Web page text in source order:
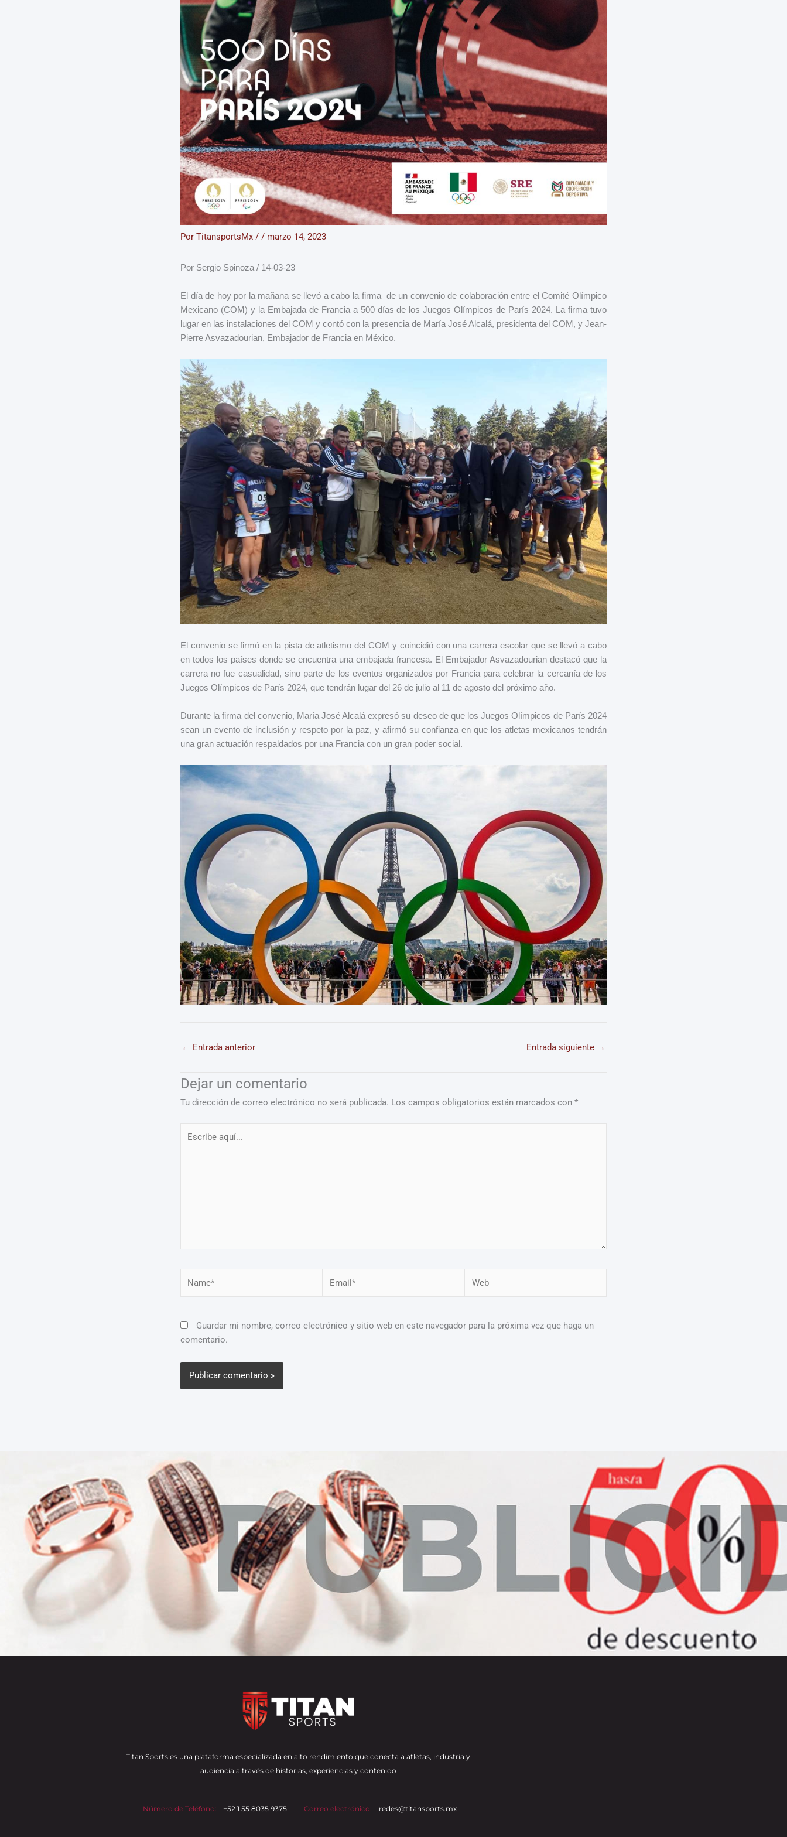
Por TitansportsMx / / marzo 14, 2023
Por Sergio Spinoza / 14-03-23
El día de hoy por la mañana se llevó a cabo la firma de un convenio de colaboración entre el Comité Olímpico
Mexicano (COM) y la Embajada de Francia a 500 días de los Juegos Olímpicos de París 2024. La firma tuvo
lugar en las instalaciones del COM y contó con la presencia de María José Alcalá, presidenta del COM, y Jean-
Pierre Asvazadourian, Embajador de Francia en México.
El convenio se firmó en la pista de atletismo del COM y coincidió con una carrera escolar que se llevó a cabo
en todos los países donde se encuentra una embajada francesa. El Embajador Asvazadourian destacó que la
carrera no fue casualidad, sino parte de los eventos organizados por Francia para celebrar la cercanía de los
Juegos Olímpicos de París 2024, que tendrán lugar del 26 de julio al 11 de agosto del próximo año.
Durante la firma del convenio, María José Alcalá expresó su deseo de que los Juegos Olímpicos de París 2024
sean un evento de inclusión y respeto por la paz, y afirmó su confianza en que los atletas mexicanos tendrán
una gran actuación respaldados por una Francia con un gran poder social.
← Entrada anterior Entrada siguiente →
Dejar un comentario
Tu dirección de correo electrónico no será publicada. Los campos obligatorios están marcados con *
aquí...
Guardar mi nombre, correo electrónico y sitio web en este navegador para la próxima vez que haga un
comentario.
Titan Sports es una plataforma especializada en alto rendimiento que conecta a atletas, industria y
audiencia a través de historias, experiencias y contenido
Número de Teléfono: +52 1 55 8035 9375 Correo electrónico: redes@titansports.mx